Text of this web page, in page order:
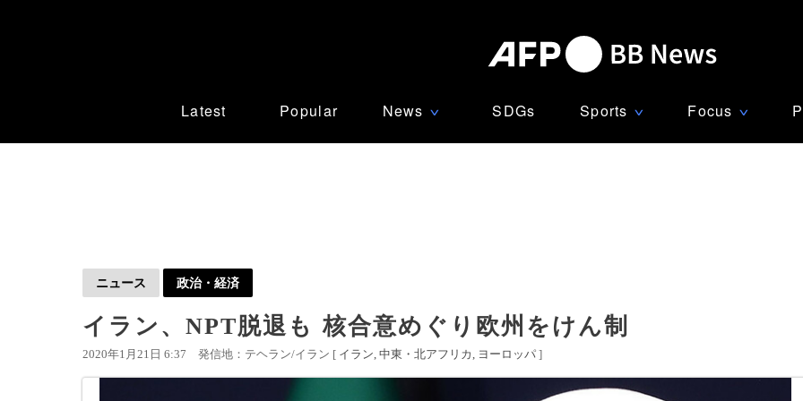
Latest Popular News ∨ SDGs Sports ∨ Focus ∨
ニュース 政治・経済
イラン、NPT脱退も 核合意めぐり欧州をけん制
2020年1月21日 6:37 発信地：テヘラン/イラン [ イラン 中東・北アフリカ ヨーロッパ ]